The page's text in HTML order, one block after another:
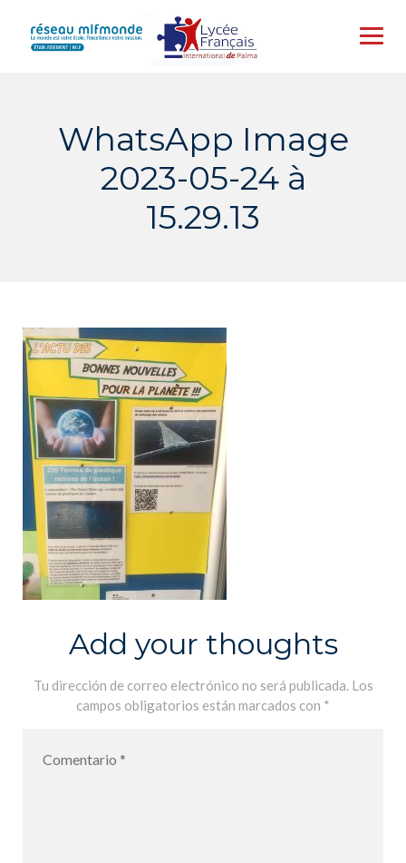
content
WhatsApp Image
2023-05-24 à
15.29.13
Add your thoughts
Tu dirección de correo electrónico no será publicada. Los
campos obligatorios están marcados con *